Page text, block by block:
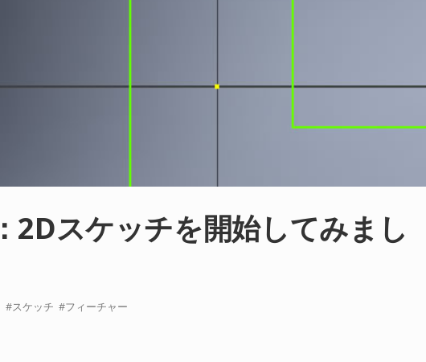
スケッチを開始してみまし
スケッチ フィーチャー